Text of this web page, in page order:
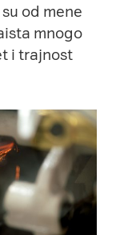
od mene
mnogo
i trajnost